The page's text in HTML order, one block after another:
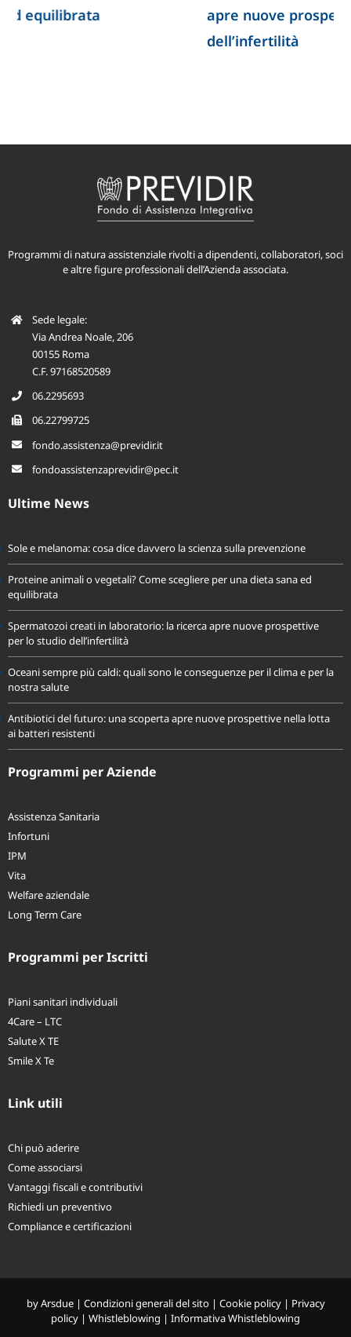
apre nuove prospettive per lo studio
Programmi di natura assistenziale rivolti a dipendenti, collaboratori, soci
Sede legale:
Via Andrea Noale, 206
00155 Roma
Sole e melanoma: cosa dice davvero la scienza sulla prevenzione
Proteine animali o vegetali? Come scegliere per una dieta sana ed
equilibrata
Spermatozoi creati in laboratorio: la ricerca apre nuove prospettive
per lo studio dell’infertilità
Oceani sempre più caldi: quali sono le conseguenze per il clima e per la
nostra salute
Antibiotici del futuro: una scoperta apre nuove prospettive nella lotta
ai batteri resistenti
Assistenza Sanitaria
Infortuni
IPM
Vita
Welfare aziendale
Piani sanitari individuali
4Care – LTC
Salute X TE
Chi può aderire
Come associarsi
Vantaggi fiscali e contributivi
Richiedi un preventivo
Arsdue|Condizioni generali del sito|Cookie policy|Privacy